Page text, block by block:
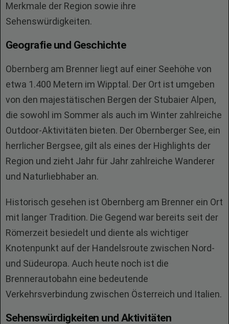
Merkmale der Region sowie ihre
Sehenswürdigkeiten.
Geografie und Geschichte
Obernberg am Brenner liegt auf einer Seehöhe von
etwa 1.400 Metern im Wipptal. Der Ort ist umgeben
von den majestätischen Bergen der Stubaier Alpen,
die sowohl im Sommer als auch im Winter zahlreiche
Outdoor-Aktivitäten bieten. Der Obernberger See, ein
herrlicher Bergsee, gilt als eines der Highlights der
Region und zieht Jahr für Jahr zahlreiche Wanderer
und Naturliebhaber an.
Historisch gesehen ist Obernberg am Brenner ein Ort
mit langer Tradition. Die Gegend war bereits seit der
Römerzeit besiedelt und diente als wichtiger
Knotenpunkt auf der Handelsroute zwischen Nord-
und Südeuropa. Auch heute noch ist die
Brennerautobahn eine bedeutende
Verkehrsverbindung zwischen Österreich und Italien.
Sehenswürdigkeiten und Aktivitäten